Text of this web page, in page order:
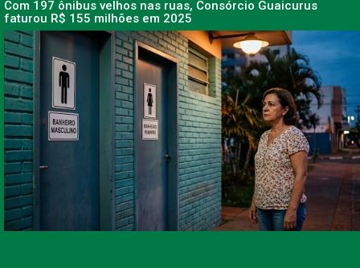
Com 197 ônibus velhos nas ruas, Consórcio Guaicurus
faturou R$ 155 milhões em 2025